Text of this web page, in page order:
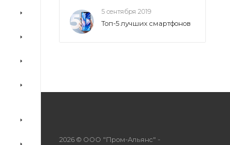
5 сентября 2019
Топ-5 лучших смартфонов
2026 © ООО "Пром-Альянс" -